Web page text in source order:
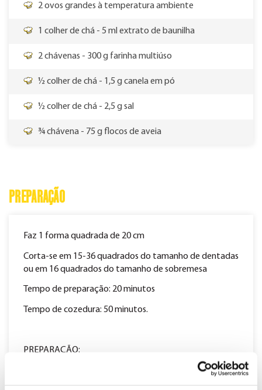
2 ovos grandes à temperatura ambiente
1 colher de chá - 5 ml extrato de baunilha
2 chávenas - 300 g farinha multiúso
½ colher de chá - 1,5 g canela em pó
½ colher de chá - 2,5 g sal
¾ chávena - 75 g flocos de aveia
PREPARAÇÃO
Faz 1 forma quadrada de 20 cm
Corta-se em 15-36 quadrados do tamanho de dentadas
ou em 16 quadrados do tamanho de sobremesa
Tempo de preparação: 20 minutos
Tempo de cozedura: 50 minutos.
PREPARAÇÃO:
Aquecer o forno a 190 °C. Untar ligeiramente uma forma